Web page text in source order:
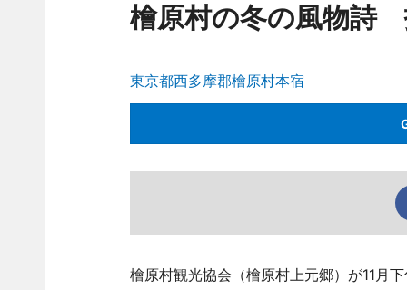
檜原村の冬の風物詩
東京都西多摩郡檜原村本宿
檜原村観光協会（檜原村上元郷）が11月